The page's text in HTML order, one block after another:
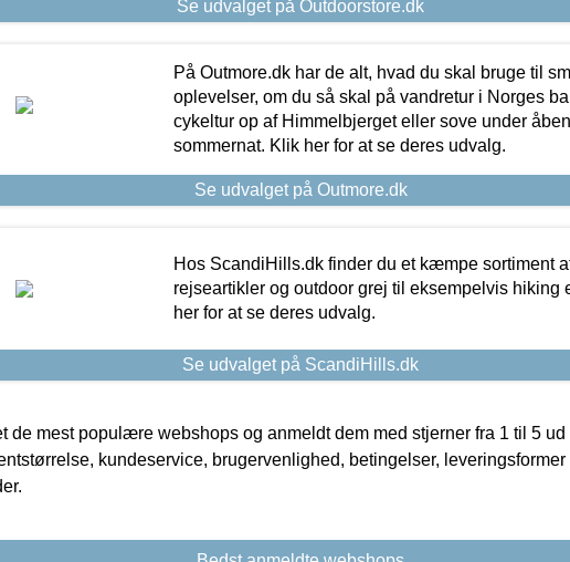
Se udvalget på Outdoorstore.dk
På Outmore.dk har de alt, hvad du skal bruge til
oplevelser, om du så skal på vandretur i Norges
cykeltur op af Himmelbjerget eller sove under
sommernat. Klik her for at se deres udvalg.
Se udvalget på Outmore.dk
Hos ScandiHills.dk finder du et kæmpe sortiment
rejseartikler og outdoor grej til eksempelvis hiking
her for at se deres udvalg.
Se udvalget på ScandiHills.dk
de mest populære webshops og anmeldt dem med stjerner fra 1 til 5 ud
kundeservice, brugervenlighed, betingelser, leveringsformer